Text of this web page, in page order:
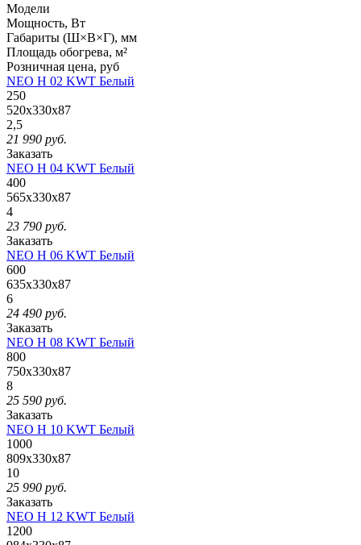
Модели
Мощность, Вт
Габариты (Ш×В×Г), мм
Площадь обогрева, м²
Розничная цена, руб
NEO H 02 KWT Белый
250
520x330x87
2,5
21 990 руб.
Заказать
NEO H 04 KWT Белый
400
565x330x87
4
23 790 руб.
Заказать
NEO H 06 KWT Белый
600
635x330x87
6
24 490 руб.
Заказать
NEO H 08 KWT Белый
800
750x330x87
8
25 590 руб.
Заказать
NEO H 10 KWT Белый
1000
809x330x87
10
25 990 руб.
Заказать
NEO H 12 KWT Белый
1200